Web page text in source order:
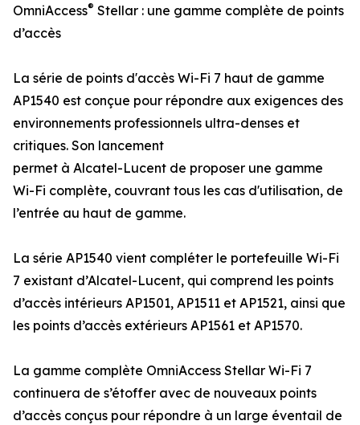
OmniAccess® Stellar : une gamme complète de points
d’accès
La série de points d'accès Wi-Fi 7 haut de gamme
AP1540 est conçue pour répondre aux exigences des
environnements professionnels ultra-denses et
critiques. Son lancement
permet à Alcatel-Lucent de proposer une gamme
Wi-Fi complète, couvrant tous les cas d'utilisation, de
l’entrée au haut de gamme.
La série AP1540 vient compléter le portefeuille Wi-Fi
7 existant d’Alcatel-Lucent, qui comprend les points
d’accès intérieurs AP1501, AP1511 et AP1521, ainsi que
les points d’accès extérieurs AP1561 et AP1570.
La gamme complète OmniAccess Stellar Wi-Fi 7
continuera de s’étoffer avec de nouveaux points
d’accès conçus pour répondre à un large éventail de